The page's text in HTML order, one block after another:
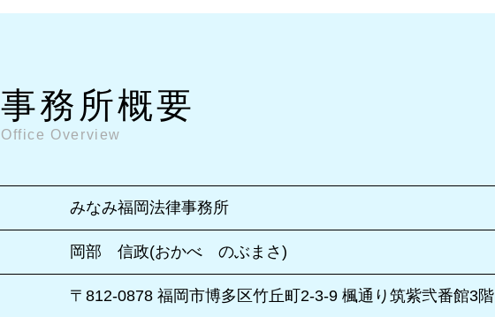
事務所概要
Office Overview
みなみ福岡法律事務所
岡部 信政(おかべ のぶまさ)
〒812-0878 福岡市博多区竹丘町2-3-9 楓通り筑紫弐番館3階